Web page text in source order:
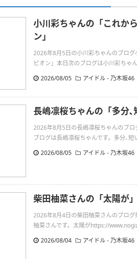
小川彩ちゃんの「これか
ン」
2026年8月5日の小川彩ちゃんのブロ
ピオン」本日次のブログは小川彩ちゃ
2026/08/05
アイドル - 乃木坂46
長嶋凛桜ちゃんの「多分､
2026年8月5日の長嶋凛桜ちゃんのブ
ブログは長嶋凛桜ちゃんです。多分､
2026/08/05
アイドル - 乃木坂46
柴田柚菜さんの「太陽が」
2026年8月4日の柴田柚菜さんのブロ
柚菜さんです。太陽がhttps://
2026/08/04
アイドル - 乃木坂46